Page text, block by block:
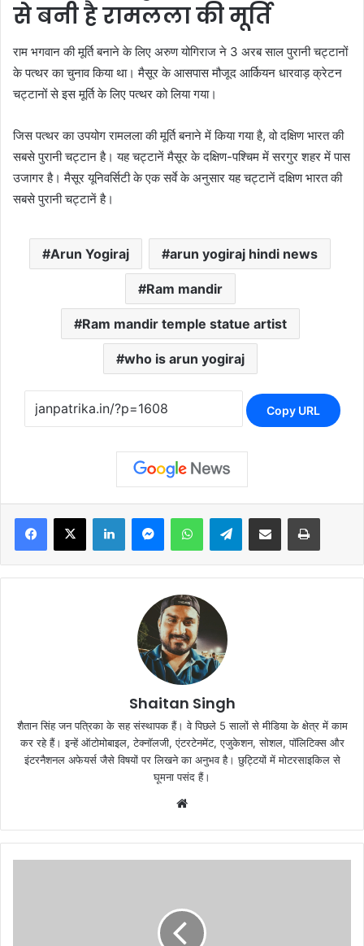
से बनी है रामलला की मूर्ति
राम भगवान की मूर्ति बनाने के लिए अरुण योगिराज ने 3 अरब साल पुरानी चट्टानों
के पत्थर का चुनाव किया था। मैसूर के आसपास मौजूद आर्कियन धारवाड़ क्रेटन
चट्टानों से इस मूर्ति के लिए पत्थर को लिया गया।
जिस पत्थर का उपयोग रामलला की मूर्ति बनाने में किया गया है, वो दक्षिण भारत की
सबसे पुरानी चट्टान है। यह चट्टानें मैसूर के दक्षिण-पश्चिम में सरगुर शहर में पास
उजागर है। मैसूर यूनिवर्सिटी के एक सर्वे के अनुसार यह चट्टानें दक्षिण भारत की
सबसे पुरानी चट्टानें है।
Arun Yogiraj arun yogiraj hindi news
Ram mandir
Ram mandir temple statue artist
who is arun yogiraj
Copy URL
Facebook
X LinkedInMessengerWhatsAppTelegramShare via Email Print
Shaitan Singh
शैतान सिंह जन पत्रिका के सह संस्थापक हैं। वे पिछले 5 सालों से मीडिया के क्षेत्र में काम
कर रहे हैं। इन्हें ऑटोमोबाइल, टेक्नॉलजी, एंटरटेनमेंट, एजुकेशन, सोशल, पॉलिटिक्स और
इंटरनैशनल अफेयर्स जैसे विषयों पर लिखने का अनुभव है। छुट्टियों में मोटरसाइकिल से
घूमना पसंद हैं।